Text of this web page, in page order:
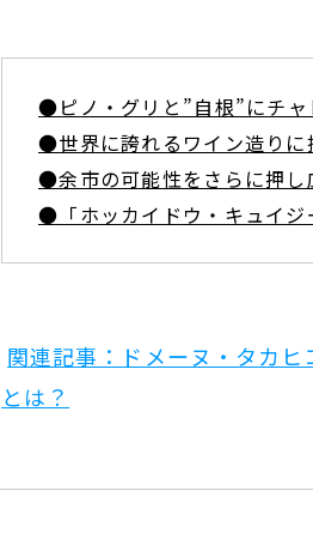
●ピノ・グリと”自根”にチャ
●世界に誇れるワイン造りに
●余市の可能性をさらに押し
●「ホッカイドウ・キュイジ
関連記事：ドメーヌ・タカ
とは？